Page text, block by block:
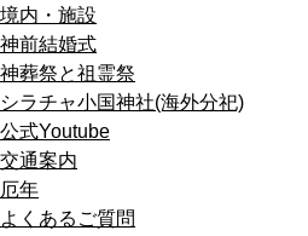
境内・施設
神前結婚式
神葬祭と祖霊祭
シラチャ小国神社(海外分祀)
公式Youtube
交通案内
厄年
よくあるご質問